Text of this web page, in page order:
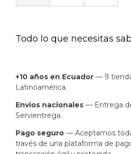
Todo lo que necesitas
+10 años en Ecuador — 9
Latinoamérica.
Envíos nacionales — Entrega
Servientrega.
Pago seguro — Aceptamos
través de una plataforma de